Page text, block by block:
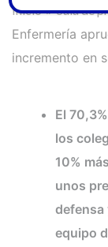
Inicio»Sala de
Enfermería
incremento en
El
los
10%
unos
defensa
equipo